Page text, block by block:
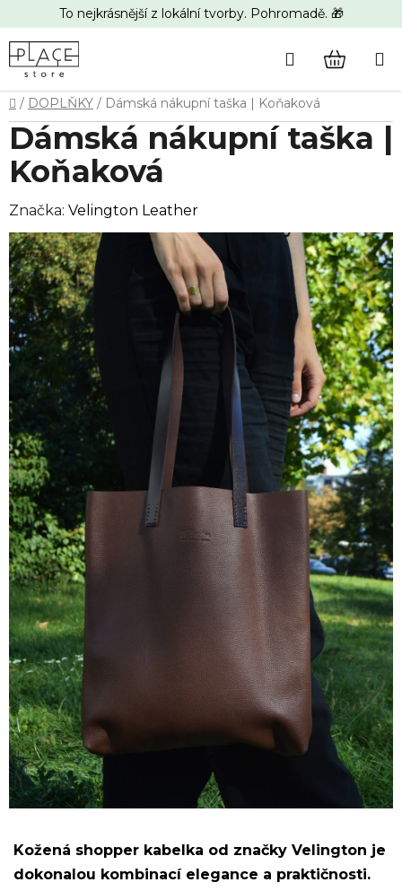
na
obsah
To nejkrásnější z lokální tvorby. Pohromadě. 🎁
Hledat
Domů
/ DOPLŇKY / Dámská nákupní taška | Koňaková
Kožená shopper kabelka od značky Velington je
dokonalou kombinací elegance a praktičnosti.
Dámská nákupní taška |
Koňaková
Značka: Velington Leather